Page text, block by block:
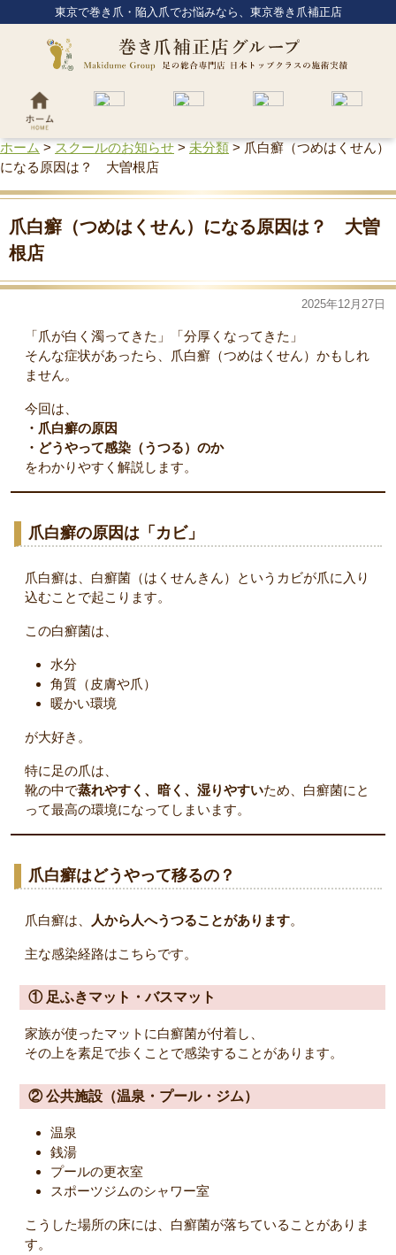
東京で巻き爪・陥入爪でお悩みなら、東京巻き爪補正店
ホーム > スクールのお知らせ > 未分類 > 爪白癬（つめはくせん）
になる原因は？ 大曽根店
爪白癬（つめはくせん）になる原因は？ 大曽
根店
2025年12月27日
「爪が白く濁ってきた」「分厚くなってきた」
そんな症状があったら、爪白癬（つめはくせん）かもしれ
ません。
今回は、
・爪白癬の原因
・どうやって感染（うつる）のか
をわかりやすく解説します。
爪白癬の原因は「カビ」
爪白癬は、白癬菌（はくせんきん）というカビが爪に入り
込むことで起こります。
この白癬菌は、
水分
角質（皮膚や爪）
暖かい環境
が大好き。
特に足の爪は、
靴の中で蒸れやすく、暗く、湿りやすいため、白癬菌にと
って最高の環境になってしまいます。
爪白癬はどうやって移るの？
爪白癬は、 人から人へうつることがあります。
主な感染経路はこちらです。
① 足ふきマット・バスマット
家族が使ったマットに白癬菌が付着し、
その上を素足で歩くことで感染することがあります。
② 公共施設（温泉・プール・ジム）
温泉
銭湯
プールの更衣室
スポーツジムのシャワー室
こうした場所の床には、白癬菌が落ちていることがありま
す。